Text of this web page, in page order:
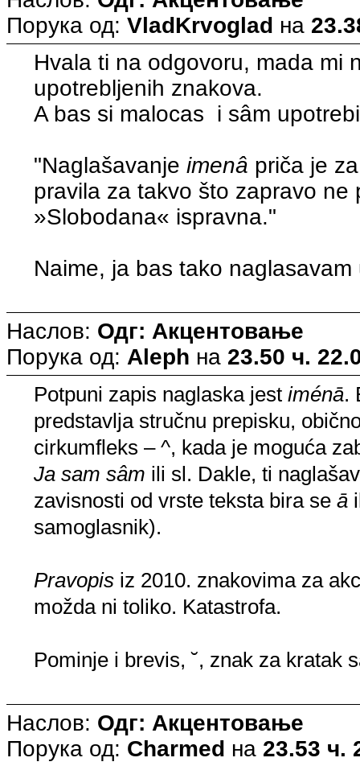
Порука од: VladKrvoglad на
Hvala ti na odgovoru, mada mi
upotrebljenih znakova.
A bas si malocas i sâm
"Naglašavanje imenâ priča je
pravila za takvo što zapravo
»Slobodana« ispravna."
Naime, ja bas tako
Наслов: Одг: Акцентовање
Порука од: Aleph на 23.50 ч.
Potpuni zapis naglaska jestiménā.
predstavlja stručnu prepisku,
cirkumfleks – ^, kada je moguća
Ja sam sâm ili sl. Dakle, ti
zavisnosti od vrste teksta bira seā
samoglasnik).
Pravopis iz 2010. znakovima za
možda ni toliko. Katastrofa.
Pominje i brevis, ˘, znak za kratak
Наслов: Одг: Акцентовање
Порука од: Charmed на 23.53 ч.